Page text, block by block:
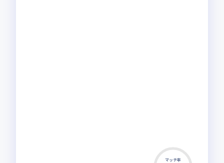
マッチ率